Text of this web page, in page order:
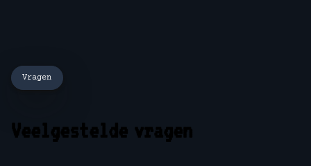
Vragen
Veelgestelde vragen